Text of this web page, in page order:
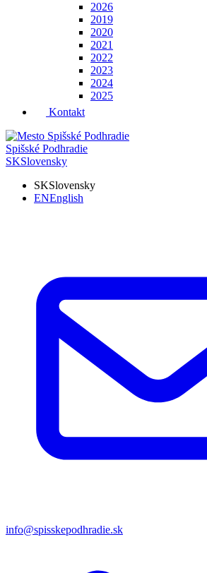
2026
2019
2020
2021
2022
2023
2024
2025
Kontakt
Spišské Podhradie
SKSlovensky
SKSlovensky
ENEnglish
info@spisskepodhradie.sk